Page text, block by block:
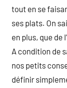
tout en se
ses plats. On
en plus, que
A condition de
nos petits
définir